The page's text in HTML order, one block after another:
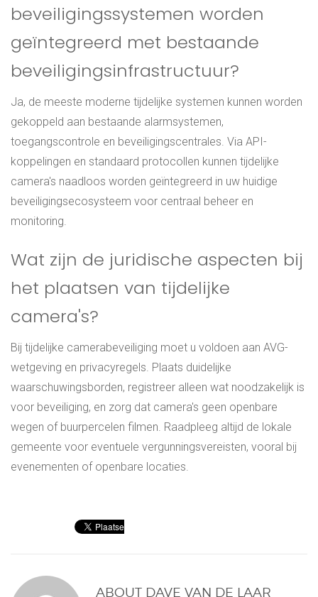
beveiligingssystemen worden
geïntegreerd met bestaande
beveiligingsinfrastructuur?
Ja, de meeste moderne tijdelijke systemen kunnen worden
gekoppeld aan bestaande alarmsystemen,
toegangscontrole en beveiligingscentrales. Via API-
koppelingen en standaard protocollen kunnen tijdelijke
camera's naadloos worden geïntegreerd in uw huidige
beveiligingsecosysteem voor centraal beheer en
monitoring.
Wat zijn de juridische aspecten bij
het plaatsen van tijdelijke
camera's?
Bij tijdelijke camerabeveiliging moet u voldoen aan AVG-
wetgeving en privacyregels. Plaats duidelijke
waarschuwingsborden, registreer alleen wat noodzakelijk is
voor beveiliging, en zorg dat camera's geen openbare
wegen of buurpercelen filmen. Raadpleeg altijd de lokale
gemeente voor eventuele vergunningsvereisten, vooral bij
evenementen of openbare locaties.
ABOUT DAVE VAN DE LAAR